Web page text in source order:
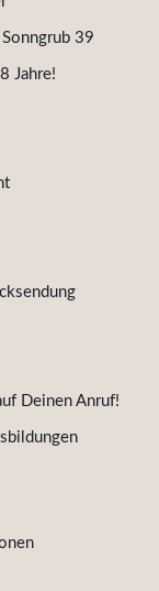
39
Jahre!
Deinen Anruf!